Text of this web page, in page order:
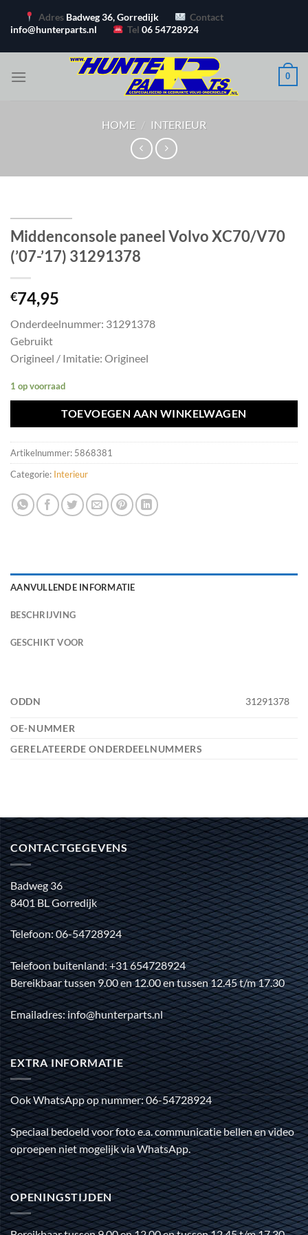
naar
Adres Badweg 36, Gorredijk
Contact
info@hunterparts.nl
Tel06 54728924
0
HOME / INTERIEUR
Middenconsole paneel Volvo XC70/V70
(’07-’17) 31291378
€74,95
Onderdeelnummer: 31291378
Gebruikt
Origineel / Imitatie: Origineel
1 op voorraad
TOEVOEGEN AAN WINKELWAGEN
Artikelnummer: 5868381
Categorie: Interieur
AANVULLENDE INFORMATIE
BESCHRIJVING
GESCHIKT VOOR
ODDN 31291378
OE-NUMMER
GERELATEERDE ONDERDEELNUMMERS
CONTACTGEGEVENS
Badweg 36
8401 BL Gorredijk
Telefoon: 06-54728924
Telefoon buitenland: +31 654728924
Bereikbaar tussen 9.00 en 12.00 en tussen 12.45 t/m 17.30
Emailadres: info@hunterparts.nl
EXTRA INFORMATIE
Ook WhatsApp op nummer: 06-54728924
Speciaal bedoeld voor foto e.a. communicatie bellen en video
oproepen niet mogelijk via WhatsApp.
OPENINGSTIJDEN